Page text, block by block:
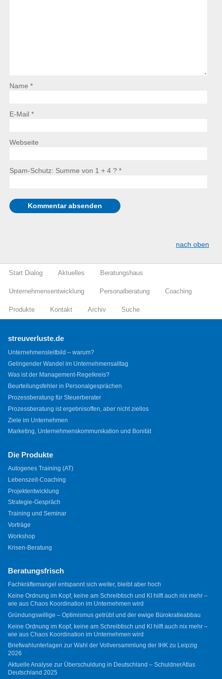
Name *
E-Mail *
Webseite
Spam-Schutz: Summe von 1 + 4 ? *
nach oben
Start Dialog Aktuelles Beratungshaus
Unternehmensentwicklung Personalberatung Coaching
Produkte Kontakt Archiv Suche
streuverluste.de
Unternehmensleitbild – warum?
Gelingender Wandel im Unternehmensalltag
Was ist der Management-Regelkreis?
Beurteilungsfehler in Personalgesprächen
Prozessberatung für Steuerberater
Prozessberatung ist ergebnisoffen, aber nicht ziellos
Ziele im Unternehmen
Marketing, Unternehmenskommunikation und Bonität
Die Produkte
Autogenes Training (AT)
Lebenszeit-Coaching
Projektentwicklung
Strategie-Gespräch
Training und Seminar
Vorträge
Workshop
Krisen-Beratung
Beratungsfrisch
Fachkräftemangel entspannt sich weiter, bleibt aber hoch
Keine Ordnung im Kopf, keine am Schreibtisch und KI hilft auch nix mehr –
wie aus Chaos Koordination im Unternehmen wird
Gründungswillige – Optimismus getrübt und der ewige Bürokratieabbau
Keine Ordnung im Kopf, keine am Schreibtisch und KI hilft auch nix mehr –
wie aus Chaos Koordination im Unternehmen wird
Briefwahlunterlagen zur Wahl der Vollversammlung der IHK zu Leipzig
2026
Aktuelle Analyse zur Überschuldung in Deutschland – SchuldnerAtlas
Deutschland 2025